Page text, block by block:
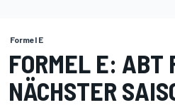
Formel E
FORMEL E: ABT
NÄCHSTER